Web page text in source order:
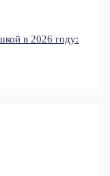
в 2026 году: